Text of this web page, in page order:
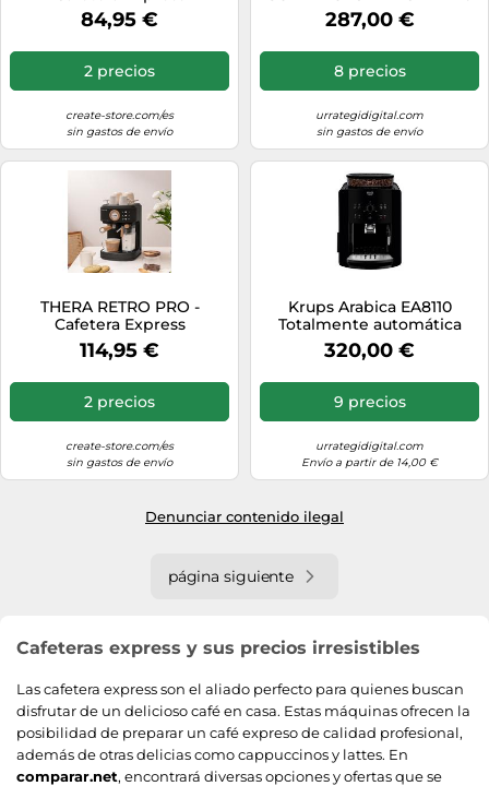
Semiautomática 20bar
Terracota
84,95 €
2 precios
create-store.com/es
sin gastos de envío
W 1,2 L
287,00 €
8 precios
urrategidigital.com
sin gastos de envío
THERA RETRO PRO -
Cafetera Express
Semiautomática 20bar
Negro
114,95 €
2 precios
create-store.com/es
sin gastos de envío
Krups Arabica EA8110
Totalmente automática
Máquina espresso 1,7 L
320,00 €
9 precios
urrategidigital.com
Envío a partir de 14,00 €
Denunciar contenido ilegal
página siguiente
Cafeteras express y sus precios irresistibles
Las cafetera express son el aliado perfecto para quienes buscan
disfrutar de un delicioso café en casa. Estas máquinas ofrecen la
posibilidad de preparar un café expreso de calidad profesional,
además de otras delicias como cappuccinos y lattes. En
comparar.net, encontrará diversas opciones y ofertas que se